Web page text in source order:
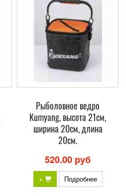
Рыболовное ведро
Kumyang, высота 21см,
ширина 20см, длина
20см.
520.00 руб
+ Подробнее